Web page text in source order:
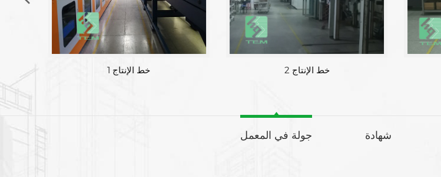
منطقة المصنع خط الإنتاج 1
جولة في المعمل شهادة